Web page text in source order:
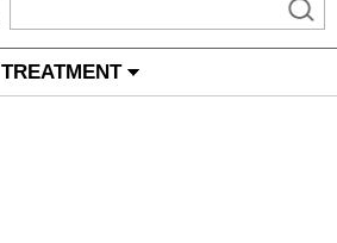
TREATMENT